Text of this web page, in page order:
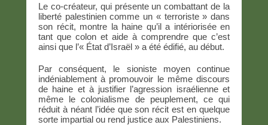
Le co-créateur, qui présente un combattant de la
liberté palestinien comme un « terroriste » dans
son récit, montre la haine qu’il a intériorisée en
tant que colon et aide à comprendre que c’est
ainsi que l’« État d’Israël » a été édifié, au début.
Par conséquent, le sioniste moyen continue
indéniablement à promouvoir le même discours
de haine et à justifier l’agression israélienne et
même le colonialisme de peuplement, ce qui
réduit à néant l’idée que son récit est en quelque
sorte impartial ou rend justice aux Palestiniens.